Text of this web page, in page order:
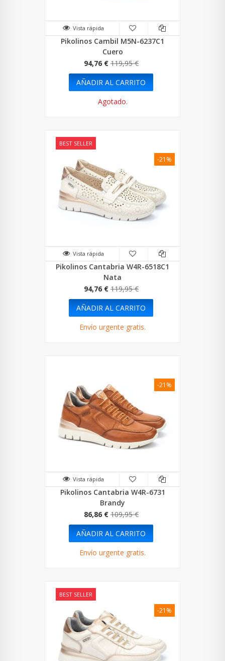
Vista rápida
Pikolinos Cambil M5N-6237C1
Cuero
94,76 € 119,95 €
AÑADIR AL CARRITO
Agotado.
BEST SELLER
Vista rápida
Pikolinos Cantabria W4R-6518C1
Nata
94,76 € 119,95 €
-21%
AÑADIR AL CARRITO
Envío urgente gratis.
Vista rápida
Pikolinos Cantabria W4R-6731
Brandy
86,86 € 109,95 €
-21%
AÑADIR AL CARRITO
Envío urgente gratis.
BEST SELLER
-21%